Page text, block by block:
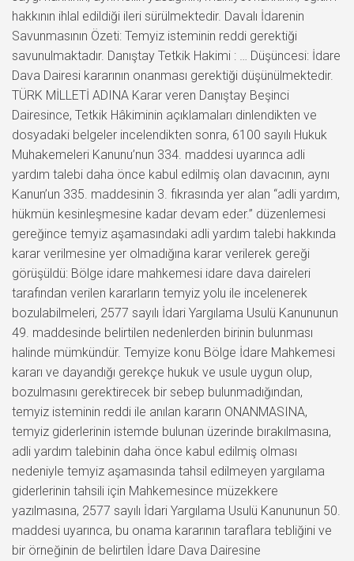
hakkının ihlal edildiği ileri sürülmektedir. Davalı İdarenin
Savunmasının Özeti: Temyiz isteminin reddi gerektiği
savunulmaktadır. Danıştay Tetkik Hakimi : … Düşüncesi: İdare
Dava Dairesi kararının onanması gerektiği düşünülmektedir.
TÜRK MİLLETİ ADINA Karar veren Danıştay Beşinci
Dairesince, Tetkik Hâkiminin açıklamaları dinlendikten ve
dosyadaki belgeler incelendikten sonra, 6100 sayılı Hukuk
Muhakemeleri Kanunu’nun 334. maddesi uyarınca adli
yardım talebi daha önce kabul edilmiş olan davacının, aynı
Kanun’un 335. maddesinin 3. fıkrasında yer alan “adli yardım,
hükmün kesinleşmesine kadar devam eder.” düzenlemesi
gereğince temyiz aşamasındaki adli yardım talebi hakkında
karar verilmesine yer olmadığına karar verilerek gereği
görüşüldü: Bölge idare mahkemesi idare dava daireleri
tarafından verilen kararların temyiz yolu ile incelenerek
bozulabilmeleri, 2577 sayılı İdari Yargılama Usulü Kanununun
49. maddesinde belirtilen nedenlerden birinin bulunması
halinde mümkündür. Temyize konu Bölge İdare Mahkemesi
kararı ve dayandığı gerekçe hukuk ve usule uygun olup,
bozulmasını gerektirecek bir sebep bulunmadığından,
temyiz isteminin reddi ile anılan kararın ONANMASINA,
temyiz giderlerinin istemde bulunan üzerinde bırakılmasına,
adli yardım talebinin daha önce kabul edilmiş olması
nedeniyle temyiz aşamasında tahsil edilmeyen yargılama
giderlerinin tahsili için Mahkemesince müzekkere
yazılmasına, 2577 sayılı İdari Yargılama Usulü Kanununun 50.
maddesi uyarınca, bu onama kararının taraflara tebliğini ve
bir örneğinin de belirtilen İdare Dava Dairesine